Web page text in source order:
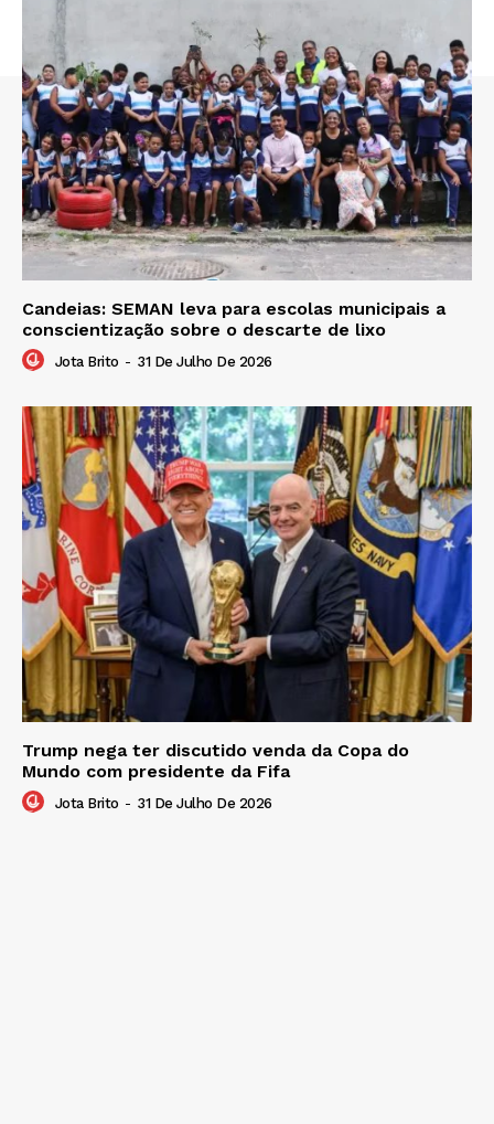
Candeias: SEMAN leva para escolas municipais a
conscientização sobre o descarte de lixo
Jota Brito - 31 De Julho De 2026
Trump nega ter discutido venda da Copa do
Mundo com presidente da Fifa
Jota Brito - 31 De Julho De 2026